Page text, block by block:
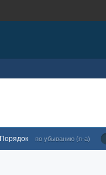
Порядок по убыванию (я-а)